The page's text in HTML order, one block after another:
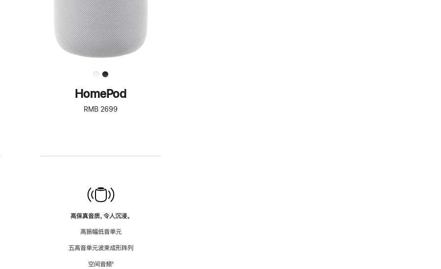
HomePod
RMB 2699
高保真音质，令人沉浸。
高振幅低音单元
五高音单元波束成形阵列
空间音频脚
¹